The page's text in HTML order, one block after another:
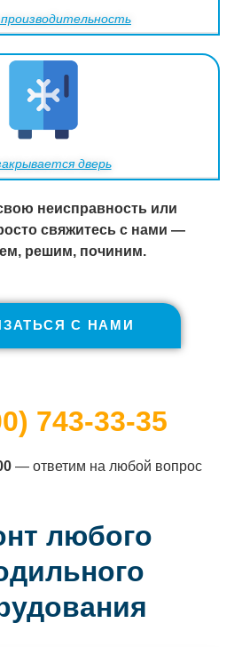
дверь
неисправность или
свяжитесь с нами —
решим, починим.
С НАМИ
743-33-35
— ответим на любой вопрос
любого